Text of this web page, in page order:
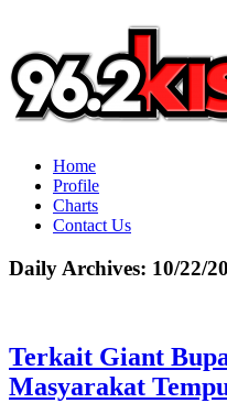
Home
Profile
Charts
Contact Us
Daily Archives: 10/22/
Terkait Giant
Masyarakat